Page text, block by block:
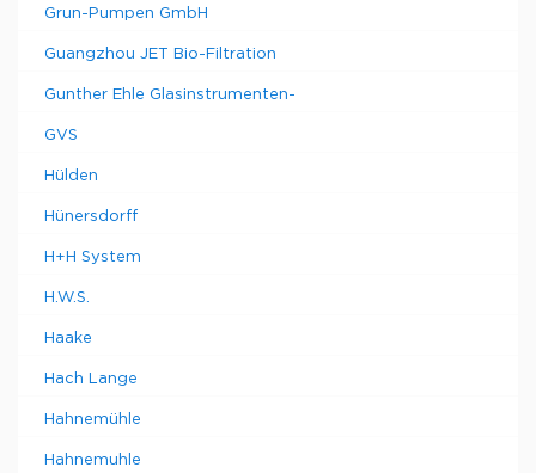
Grun-Pumpen GmbH
Guangzhou JET Bio-Filtration
Gunther Ehle Glasinstrumenten-
GVS
Hülden
Hünersdorff
H+H System
H.W.S.
Haake
Hach Lange
Hahnemühle
Hahnemuhle